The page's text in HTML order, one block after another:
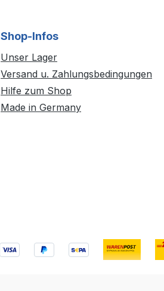
Shop-Infos
Unser Lager
Versand u. Zahlungsbedingungen
Hilfe zum Shop
Made in Germany